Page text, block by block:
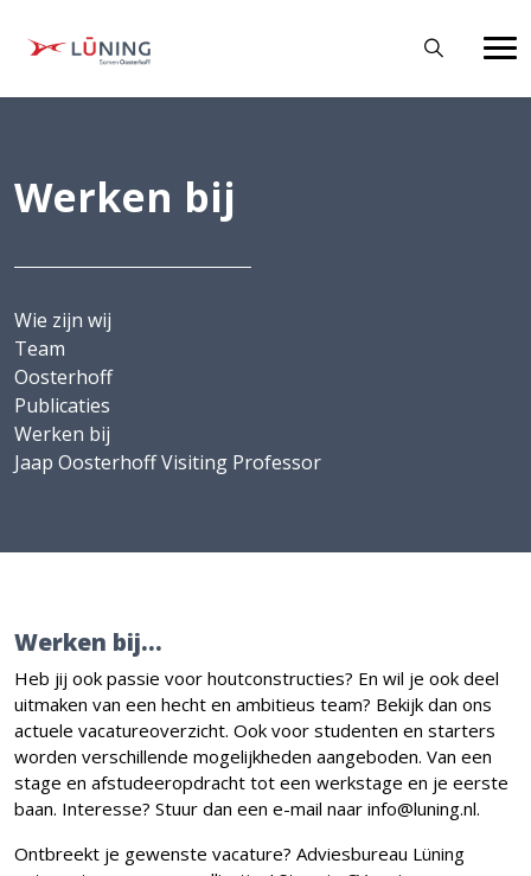
Werken bij
Wie zijn wij
Team
Oosterhoff
Publicaties
Werken bij
Jaap Oosterhoff Visiting Professor
Werken bij...
Heb jij ook passie voor houtconstructies? En wil je ook deel
uitmaken van een hecht en ambitieus team? Bekijk dan ons
actuele vacatureoverzicht. Ook voor studenten en starters
worden verschillende mogelijkheden aangeboden. Van een
stage en afstudeeropdracht tot een werkstage en je eerste
baan. Interesse? Stuur dan een e-mail naar info@luning.nl.
Ontbreekt je gewenste vacature? Adviesbureau Lüning